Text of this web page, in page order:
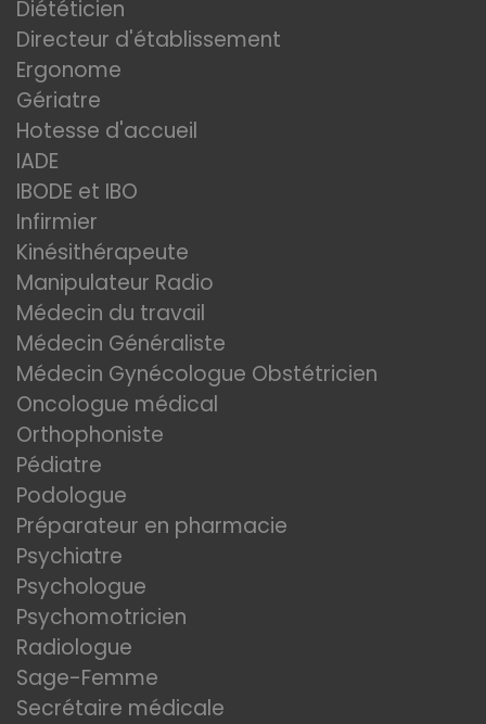
Diététicien
Directeur d'établissement
Ergonome
Gériatre
Hotesse d'accueil
IADE
IBODE et IBO
Infirmier
Kinésithérapeute
Manipulateur Radio
Médecin du travail
Médecin Généraliste
Médecin Gynécologue Obstétricien
Oncologue médical
Orthophoniste
Pédiatre
Podologue
Préparateur en pharmacie
Psychiatre
Psychologue
Psychomotricien
Radiologue
Sage-Femme
Secrétaire médicale